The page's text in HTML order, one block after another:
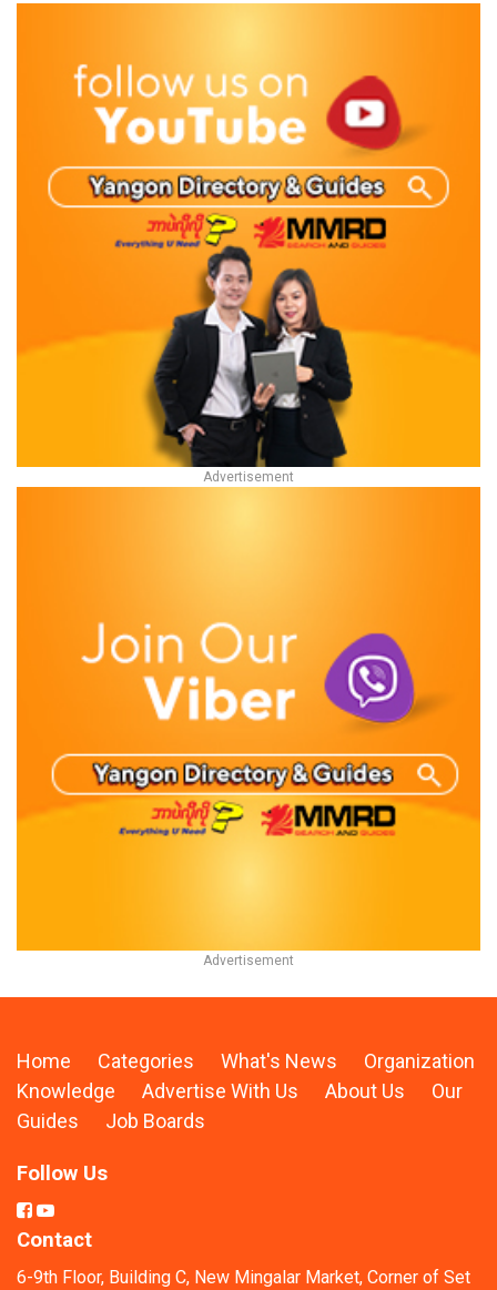
Home Categories What's News
Organization
Knowledge
Advertise With Us About Us
Our
Guides
Job Boards
Follow Us
Contact
6-9th Floor, Building C, New Mingalar Market, Corner of Set